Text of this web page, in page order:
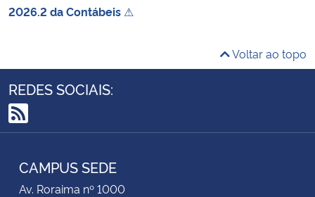
2026.2 da Contábeis ⚠
Voltar ao topo
REDES SOCIAIS:
RSS
CAMPUS SEDE
Av. Roraima nº 1000